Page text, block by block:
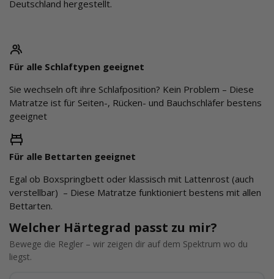
Deutschland hergestellt.
Für alle Schlaftypen geeignet
Sie wechseln oft ihre Schlafposition? Kein Problem – Diese
Matratze ist für Seiten-, Rücken- und Bauchschläfer bestens
geeignet
Für alle Bettarten geeignet
Egal ob Boxspringbett oder klassisch mit Lattenrost (auch
verstellbar) – Diese Matratze funktioniert bestens mit allen
Bettarten.
Welcher Härtegrad passt zu mir?
Bewege die Regler – wir zeigen dir auf dem Spektrum wo du
liegst.